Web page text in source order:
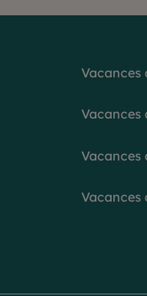
Vacances
Vacances
Vacances
Vacances